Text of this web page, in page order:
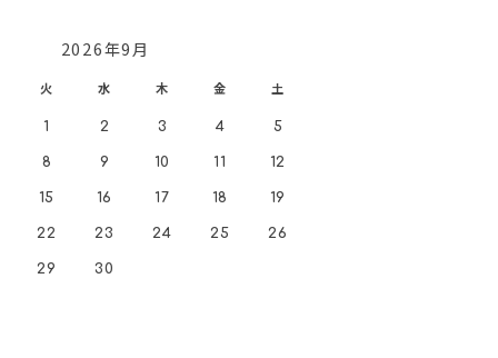
2026年9月
火 水 木 金 土
1 2 3 4 5
8 9 10 11 12
15 16 17 18 19
22 23 24 25 26
29 30